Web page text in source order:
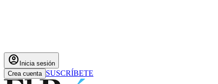
account_circle Inicia sesión
Crea cuenta SUSCRÍBETE